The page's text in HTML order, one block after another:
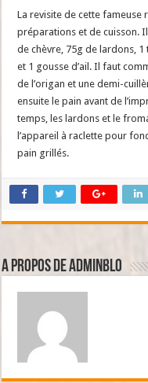
La revisite de cette fameuse
préparations et de cuisson.
de chèvre, 75g de lardons, 1
et 1 gousse d’ail. Il faut
de l’origan et une demi-
ensuite le pain avant de
temps, les lardons et le
l’appareil à raclette pour
pain grillés.
A propos de adminBlo